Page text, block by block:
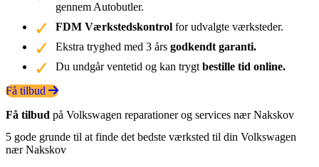
gennem Autobutler.
FDM Værkstedskontrol for udvalgte værksteder.
Ekstra tryghed med 3 års godkendt garanti.
Du undgår ventetid og kan trygt bestille tid online.
Få tilbud
Få tilbud på Volkswagen reparationer og services nær Nakskov
5 gode grunde til at finde det bedste værksted til din Volkswagen
nær Nakskov